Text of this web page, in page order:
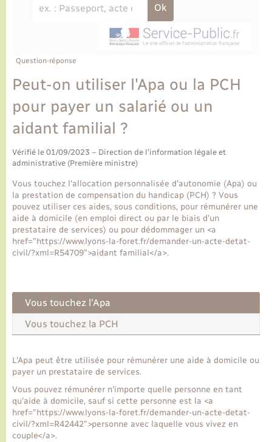
Bulletins d'informations communales
Le personnel municipal
Comment venir à Lyons-la-Forêt
Plan interactif
Présentation de la commune
Histoire et patrimoine
L’intercommunalité
Permis de détention de chien
Social
CIDFF
Etat-civil - Papiers - Citoyenneté
Logement - Urbanisme
Loisirs
Marchés de Lyons-la-Forêt
Nouvel habitant
Numérique et services - accompagnement
Organisation d’événement
Transports
Transports scolaires
Voirie et espace public
Travaux - Autorisation d’occupation de l’espace
Question-réponse
Peut-on utiliser l'Apa ou la PCH
pour payer un salarié ou un
aidant familial ?
Vérifié le 01/09/2023 – Direction de l'information légale et
administrative (Première ministre)
Vous touchez l'allocation personnalisée d'autonomie (Apa) ou
la prestation de compensation du handicap (PCH) ? Vous
pouvez utiliser ces aides, sous conditions, pour rémunérer une
aide à domicile (en emploi direct ou par le biais d'un
prestataire de services) ou pour dédommager un <a
href="https://www.lyons-la-foret.fr/demander-un-acte-detat-
civil/?xml=R54709">aidant familial</a>.
Vous touchez l'Apa
Vous touchez la PCH
L'Apa peut être utilisée pour rémunérer une aide à domicile ou
payer un prestataire de services.
Vous pouvez rémunérer n'importe quelle personne en tant
qu'aide à domicile, sauf si cette personne est la <a
href="https://www.lyons-la-foret.fr/demander-un-acte-detat-
civil/?xml=R42442">personne avec laquelle vous vivez en
couple</a>.